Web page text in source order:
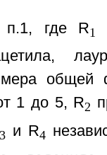
п.1, где R1
1 до 5, R2
3 и R4